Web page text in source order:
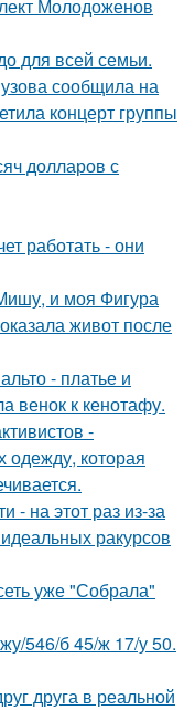
Молодоженов
для всей семьи.
сообщила на
концерт группы
долларов с
работать - они
и моя Фигура
живот после
- платье и
венок к кенотафу.
-
одежду, которая
- на этот раз из-за
ракурсов
уже "Собрала"
546/б 45/ж 17/у 50.
друга в реальной